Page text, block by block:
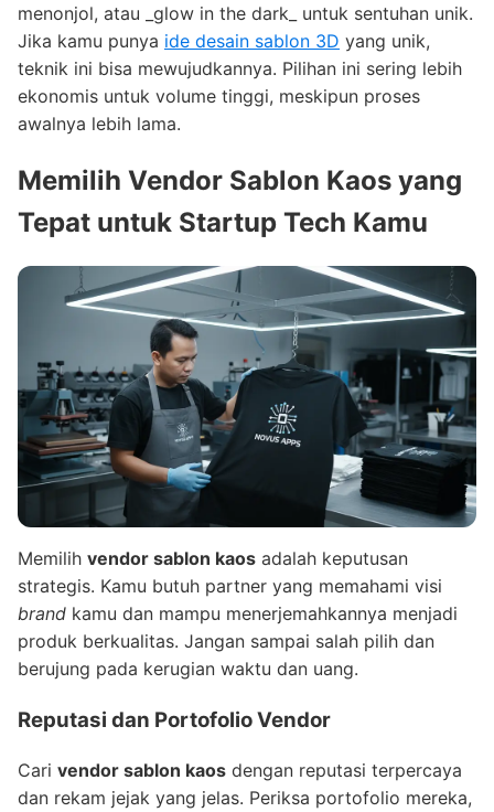
menonjol, atau _glow in the dark_ untuk sentuhan unik.
Jika kamu punya ide desain sablon 3D yang unik,
teknik ini bisa mewujudkannya. Pilihan ini sering lebih
ekonomis untuk volume tinggi, meskipun proses
awalnya lebih lama.
Memilih Vendor Sablon Kaos yang
Tepat untuk Startup Tech Kamu
Memilih vendor sablon kaos adalah keputusan
strategis. Kamu butuh partner yang memahami visi
brand kamu dan mampu menerjemahkannya menjadi
produk berkualitas. Jangan sampai salah pilih dan
berujung pada kerugian waktu dan uang.
Reputasi dan Portofolio Vendor
Cari vendor sablon kaos dengan reputasi terpercaya
dan rekam jejak yang jelas. Periksa portofolio mereka,